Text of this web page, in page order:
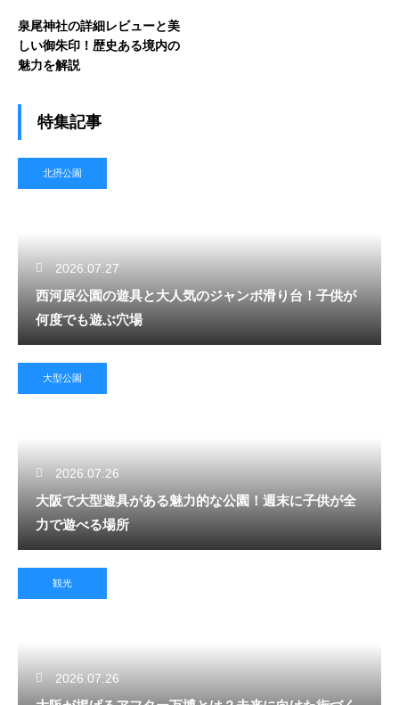
泉尾神社の詳細レビューと美
しい御朱印！歴史ある境内の
魅力を解説
特集記事
北摂公園
2026.07.27
西河原公園の遊具と大人気のジャンボ滑り台！子供が
何度でも遊ぶ穴場
大型公園
2026.07.26
大阪で大型遊具がある魅力的な公園！週末に子供が全
力で遊べる場所
観光
2026.07.26